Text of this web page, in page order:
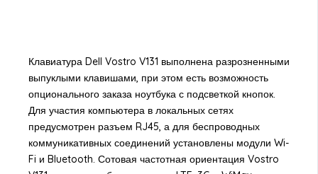
Клавиатура Dell Vostro V131 выполнена разрозненными
выпуклыми клавишами, при этом есть возможность
опционального заказа ноутбука с подсветкой кнопок.
Для участия компьютера в локальных сетях
предусмотрен разъем RJ45, а для беспроводных
коммуникативных соединений установлены модули Wi-
Fi и Bluetooth. Сотовая частотная ориентация Vostro